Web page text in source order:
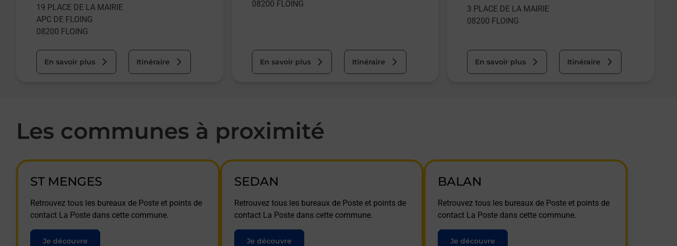
19 PLACE DE LA MAIRIE
APC DE FLOING
08200 FLOING
En savoir plus Itinéraire
08200 FLOING
En savoir plus Itinéraire
3 PLACE DE LA MAIRIE
08200 FLOING
En savoir plus Itinéraire
Les communes à proximité
ST MENGES
Retrouvez tous les bureaux de Poste et points de
contact La Poste dans cette commune.
Je découvre
SEDAN
Retrouvez tous les bureaux de Poste et points de
contact La Poste dans cette commune.
Je découvre
BALAN
Retrouvez tous les bureaux de Poste et points de
contact La Poste dans cette commune.
Je découvre